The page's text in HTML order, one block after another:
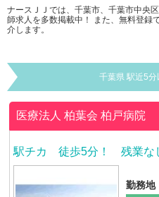
ナースＪＪでは、千葉市、千葉市中央
師求人を多数掲載中！ また、無料登録
介します。
千葉県 駅近5
医療法人 柏葉会柏戸病院
駅チカ 徒歩5分！ 残業な
勤務地